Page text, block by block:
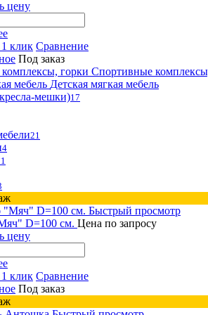
цену
клик Сравнение
Под заказ
Спортивные
Детская мягкая мебель
мешки)17
21
4
1
Быстрый просмотр
D=100 см. Цена по запросу
цену
клик Сравнение
Под заказ